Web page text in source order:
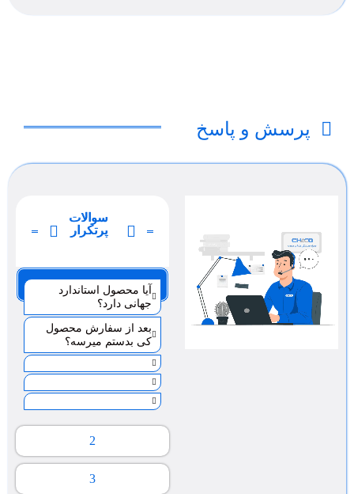
پرسش و پاسخ
سوالات
پرتکرار
صفحه 1
2
3
آیا محصول استاندارد
جهانی دارد؟
بعد از سفارش محصول
کی بدستم میرسه؟